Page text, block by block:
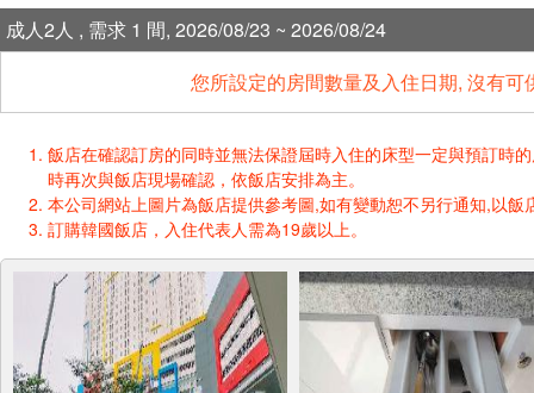
成人2人 , 需求 1 間, 2026/08/23 ~ 2026/08/24
您所設定的房間數量及入住日期, 沒有
飯店在確認訂房的同時並無法保證屆時入住的床型一定與預訂時
時再次與飯店現場確認，依飯店安排為主。
本公司網站上圖片為飯店提供參考圖,如有變動恕不另行通知,以飯
訂購韓國飯店，入住代表人需為19歲以上。